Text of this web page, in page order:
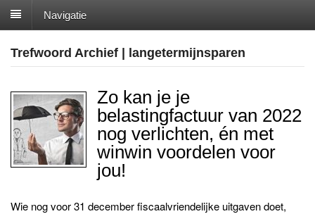
Navigatie
Trefwoord Archief | langetermijnsparen
Zo kan je je
belastingfactuur van 2022
nog verlichten, én met
winwin voordelen voor
jou!
Wie nog voor 31 december fiscaalvriendelijke uitgaven doet,